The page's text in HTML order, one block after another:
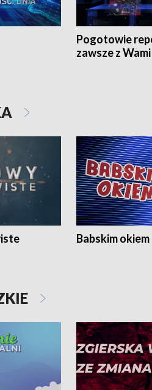
Pogotowie
zawsze z Wami
Babskim okiem